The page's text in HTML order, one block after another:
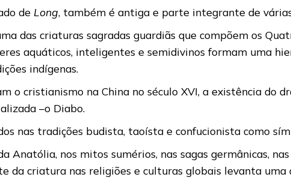
de Long, também é antiga e parte integrante de
das criaturas sagradas guardiãs que compõem os
aquáticos, inteligentes e semidivinos formam uma
indígenas.
o cristianismo na China no século XVI, a existência do
–o Diabo.
nas tradições budista, taoísta e confucionista como
Anatólia, nos mitos sumérios, nas sagas germânicas,
da criatura nas religiões e culturas globais levanta uma